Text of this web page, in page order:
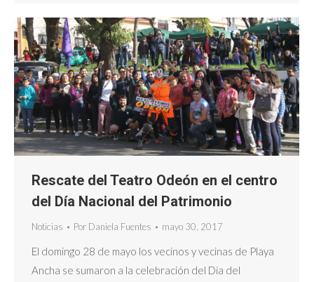
Rescate del Teatro Odeón en el centro
del Día Nacional del Patrimonio
Noticias Por Daniela Fuentes mayo 30, 2017
El domingo 28 de mayo los vecinos y vecinas de Playa
Ancha se sumaron a la celebración del Día del